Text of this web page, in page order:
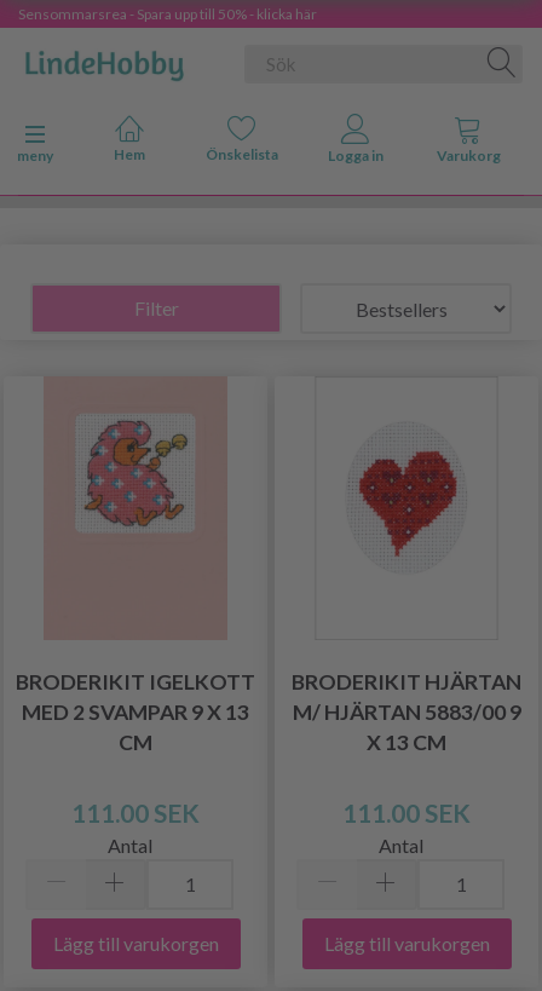
Sensommarsrea - Spara upp till 50% - klicka här
Ändra navigering
meny
Filter
BRODERIKIT IGELKOTT
MED 2 SVAMPAR 9 X 13
CM
111.00 SEK
Antal
Lägg till varukorgen
BRODERIKIT HJÄRTAN
M/ HJÄRTAN 5883/00 9
X 13 CM
111.00 SEK
Antal
Lägg till varukorgen